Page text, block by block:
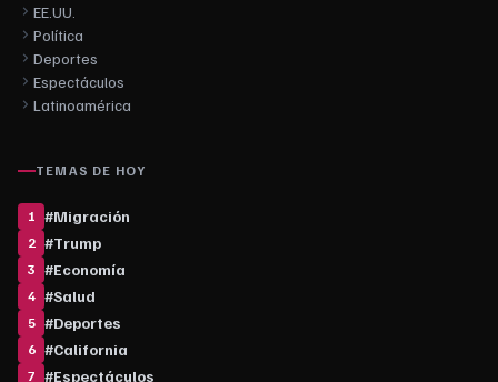
EE.UU.
Política
Deportes
Espectáculos
Latinoamérica
TEMAS DE HOY
1 #Migración
2 #Trump
3 #Economía
4 #Salud
5 #Deportes
6 #California
7 #Espectáculos